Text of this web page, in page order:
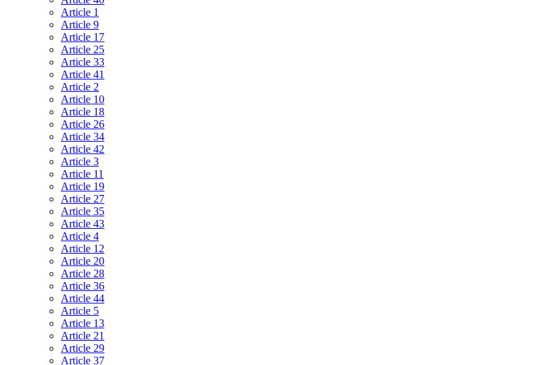
Article 1
Article 9
Article 17
Article 25
Article 33
Article 41
Article 2
Article 10
Article 18
Article 26
Article 34
Article 42
Article 3
Article 11
Article 19
Article 27
Article 35
Article 43
Article 4
Article 12
Article 20
Article 28
Article 36
Article 44
Article 5
Article 13
Article 21
Article 29
Article 37